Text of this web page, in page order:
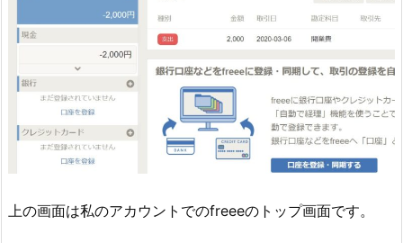
上の画面は私のアカウントでのfreeeのトップ画面です。